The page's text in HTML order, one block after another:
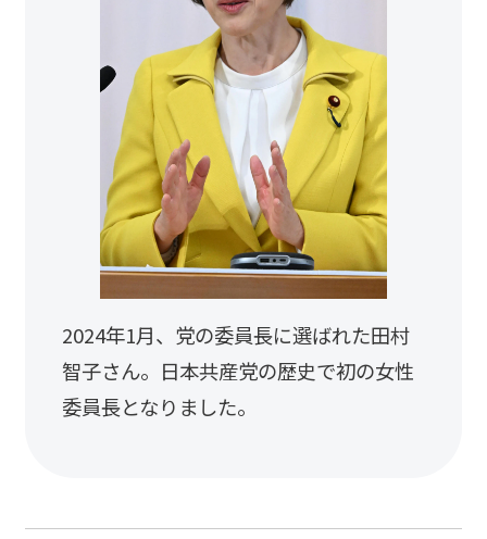
2024年1月、党の委員長に選ばれた田村
智子さん。日本共産党の歴史で初の女性
委員長となりました。